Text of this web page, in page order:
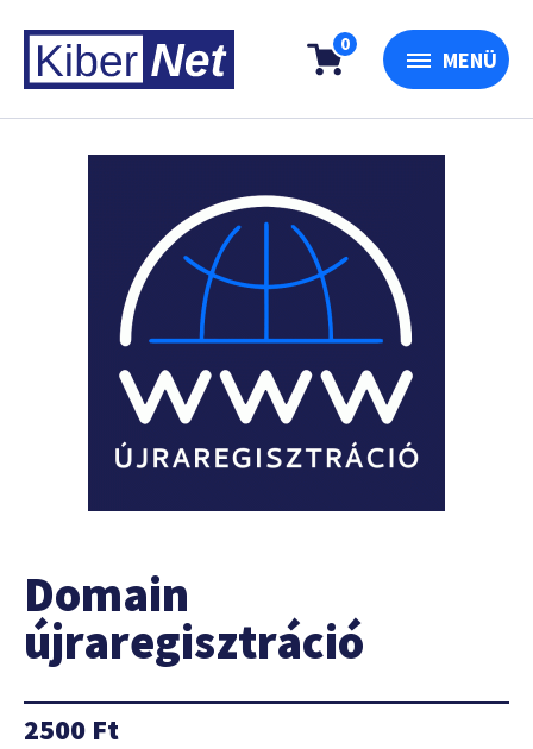
0
MENÜ
Domain
újraregisztráció
2500 Ft